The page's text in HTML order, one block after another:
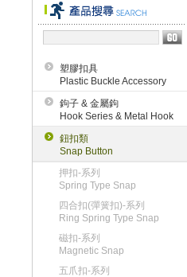
塑膠扣具
Plastic Buckle Accessory
鉤子 & 金屬鉤
Hook Series & Metal Hook
鈕扣類
Snap Button
押扣-系列
Spring Type Snap
四合扣(彈簧扣)-系列
Ring Spring Type Snap
磁扣-系列
Magnetic Snap
五爪扣-系列